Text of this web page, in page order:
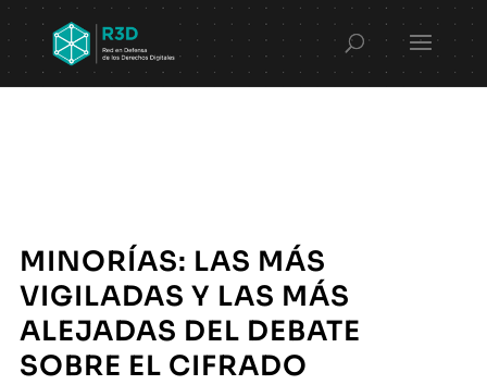
MINORÍAS: LAS MÁS
VIGILADAS Y LAS MÁS
ALEJADAS DEL DEBATE
SOBRE EL CIFRADO